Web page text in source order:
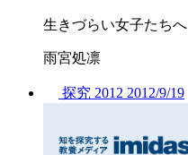
生きづらい女子たちへ
雨宮処凛
探究 2012 2012/9/19